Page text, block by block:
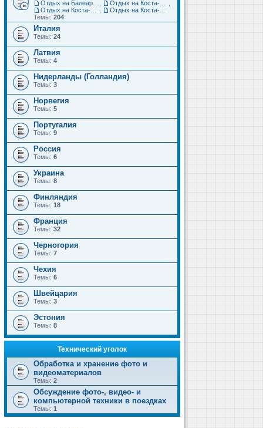
Темы: 204
Италия
Темы: 24
Латвия
Темы: 4
Нидерланды (Голландия)
Темы: 3
Норвегия
Темы: 5
Португалия
Темы: 9
Россия
Темы: 6
Украина
Темы: 8
Финляндия
Темы: 18
Франция
Темы: 32
Черногория
Темы: 7
Чехия
Темы: 6
Швейцария
Темы: 3
Эстония
Темы: 8
Технический уголок
Обработка и хранение фото и
видеоматериалов
Темы: 2
Обсуждение фото-, видео- и
компьютерной техники в поездках
Темы: 1